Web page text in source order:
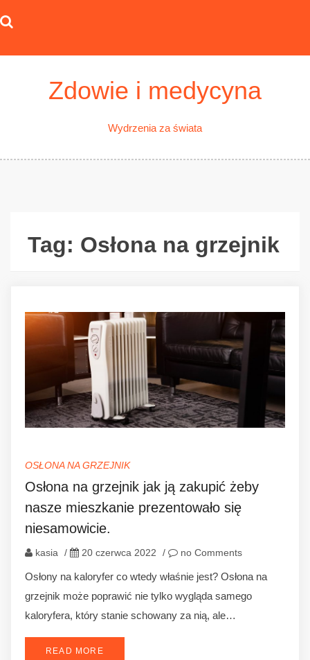
to
Zdowie i medycyna
Wydrzenia za świata
Tag: Osłona na grzejnik
OSŁONA NA GRZEJNIK
Osłona na grzejnik jak ją zakupić żeby
nasze mieszkanie prezentowało się
niesamowicie.
kasia / 20 czerwca 2022 / no Comments
Osłony na kaloryfer co wtedy właśnie jest? Osłona na
grzejnik może poprawić nie tylko wygląda samego
kaloryfera, który stanie schowany za nią, ale…
READ MORE